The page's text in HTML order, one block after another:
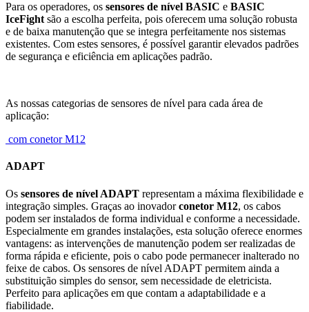
Para os operadores, os sensores de nível BASIC e BASIC
IceFight são a escolha perfeita, pois oferecem uma solução robusta
e de baixa manutenção que se integra perfeitamente nos sistemas
existentes. Com estes sensores, é possível garantir elevados padrões
de segurança e eficiência em aplicações padrão.
As nossas categorias de sensores de nível para cada área de
aplicação:
com conetor M12
ADAPT
Os sensores de nível ADAPT representam a máxima flexibilidade e
integração simples. Graças ao inovadorconetor M12, os cabos
podem ser instalados de forma individual e conforme a necessidade.
Especialmente em grandes instalações, esta solução oferece enormes
vantagens: as intervenções de manutenção podem ser realizadas de
forma rápida e eficiente, pois o cabo pode permanecer inalterado no
feixe de cabos. Os sensores de nível ADAPT permitem ainda a
substituição simples do sensor, sem necessidade de eletricista.
Perfeito para aplicações em que contam a adaptabilidade e a
fiabilidade.